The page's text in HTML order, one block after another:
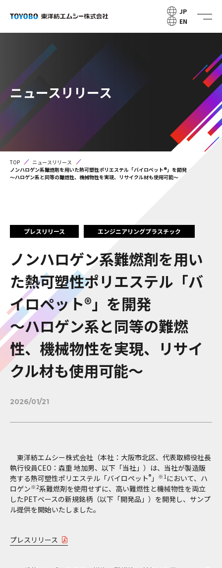
JP
EN
ニュースリリース
TOP
ニュースリリース
ノンハロゲン系難燃剤を用いた熱可塑性ポリエステル「バイロペット®」を開発
～ハロゲン系と同等の難燃性、機械物性を実現、リサイクル材も使用可能～
プレスリリース エンジニアリングプラスチック
ノンハロゲン系難燃剤を用い
た熱可塑性ポリエステル「バ
イロペット®」を開発
～ハロゲン系と同等の難燃
性、機械物性を実現、リサイ
クル材も使用可能～
2026/01/21
東洋紡エムシー株式会社（本社：大阪市北区、代表取締役社長
執行役員CEO：森重 地加男、以下「当社」）は、当社が製造販
売する熱可塑性ポリエステル「バイロペット® 」 ※1 において、ハ
ロゲン※2系難燃剤を使用せずに、高い難燃性と機械物性を両立
したPETベースの新規銘柄（以下「開発品」）を開発し、サンプ
ル提供を開始いたしました。
プレスリリース